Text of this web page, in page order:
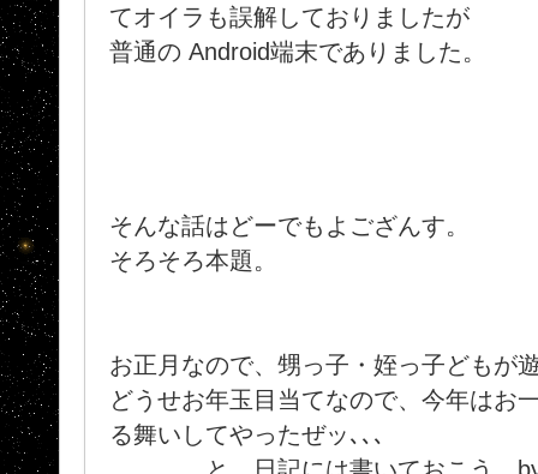
てオイラも誤解しておりましたが
普通の Android端末でありました。
そんな話はどーでもよござんす。
そろそろ本題。
お正月なので、甥っ子・姪っ子どもが
どうせお年玉目当てなので、今年はお
る舞いしてやったぜッ､､､